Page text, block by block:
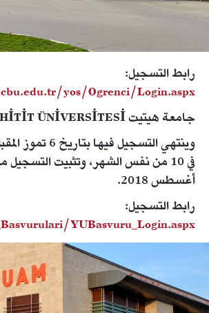
رابط التسجيل:
yos/Ogrenci/Login.aspx
جامعة هيتيت HİTİT ÜNİVERSİTESİ
وينتهي التسجيل
أغسطس 2018.
رابط التسجيل:
YUBasvuru_Login.aspx
hitit-
universitesi-normal.jpg